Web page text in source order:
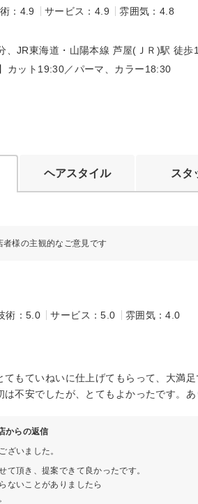
：4.9 サービス：4.9
雰囲気：4.8
、JR東海道・山陽本線 芦屋(ＪＲ)駅 徒歩
カット19:30／パーマ、カラー18:30
ヘアスタイル スタ
様の主観的なご意見です
術：5.0 サービス：5.0 雰囲気：4.0
もていねいに仕上げてもらって、大満足
は不安でしたが、とてもよかったです。
からの返信
ざいました。
て頂き、提案できて良かったです。
ないことがありましたら